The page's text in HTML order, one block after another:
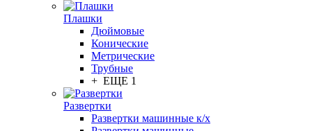
Плашки
Дюймовые
Конические
Метрические
Трубные
+ ЕЩЕ 1
Развертки
Развертки машинные к/х